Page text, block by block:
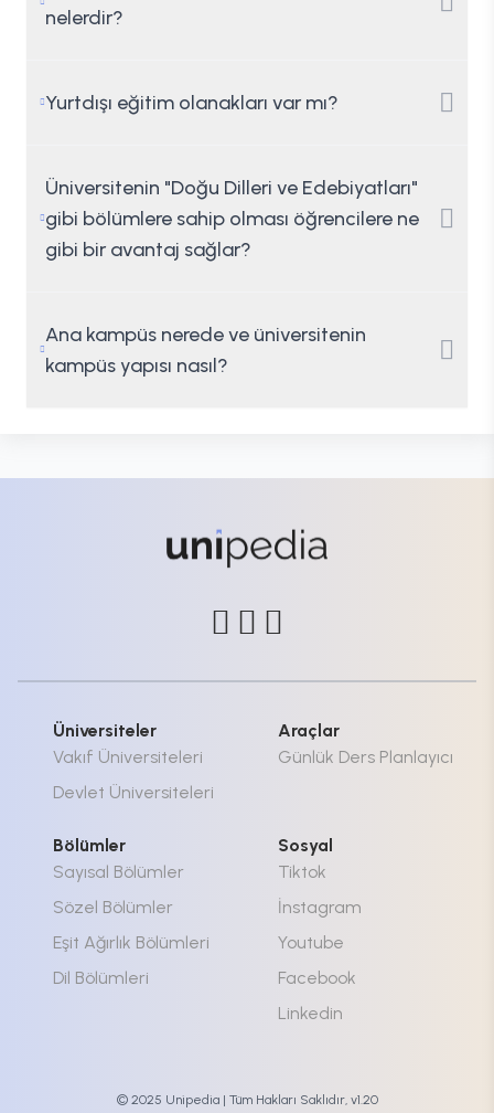
nelerdir?
Yurtdışı eğitim olanakları var mı?
Üniversitenin "Doğu Dilleri ve Edebiyatları"
gibi bölümlere sahip olması öğrencilere ne
gibi bir avantaj sağlar?
Ana kampüs nerede ve üniversitenin
kampüs yapısı nasıl?
Üniversiteler
Vakıf Üniversiteleri
Devlet Üniversiteleri
Araçlar
Günlük Ders Planlayıcı
Bölümler
Sayısal Bölümler
Sözel Bölümler
Eşit Ağırlık Bölümleri
Dil Bölümleri
Sosyal
Tiktok
İnstagram
Youtube
Facebook
Linkedin
© 2025 Unipedia | Tüm Hakları Saklıdır, v1.20